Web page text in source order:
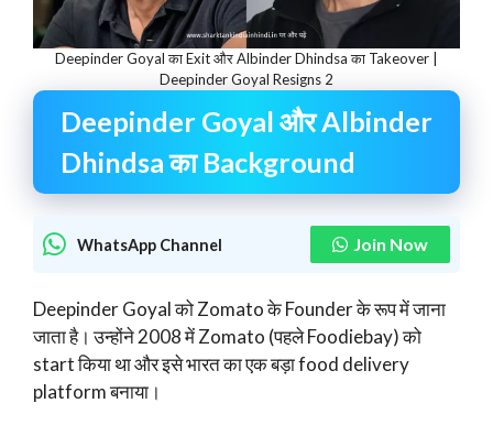
Deepinder Goyal का Exit और Albinder Dhindsa का Takeover |
Deepinder Goyal Resigns 2
Deepinder Goyal और Albinder
Dhindsa का Background
WhatsApp Channel Join Now
Deepinder Goyal को Zomato के Founder के रूप में जाना
जाता है। उन्होंने 2008 में Zomato (पहले Foodiebay) को
start किया था और इसे भारत का एक बड़ा food delivery
platform बनाया।